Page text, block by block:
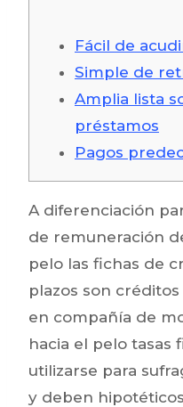
Fácil de
Simple de
Amplia lista
préstamos
Pagos
A diferenciación
de remuneración
pelo las fichas de
plazos son
en compañía de
hacia el pelo tasas
utilizarse para
y deben